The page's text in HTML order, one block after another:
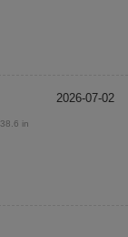
2026-07-02
in